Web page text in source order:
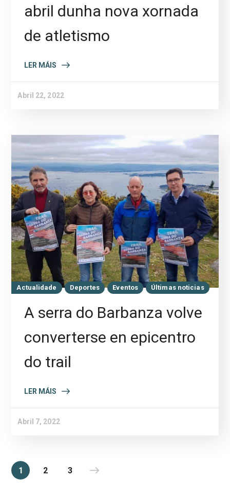
abril dunha nova xornada
de atletismo
LER MÁIS
Abril 22, 2022
Actualidade Deportes Eventos Últimas noticias
A serra do Barbanza volve
converterse en epicentro
do trail
LER MÁIS
Abril 7, 2022
1 2 3